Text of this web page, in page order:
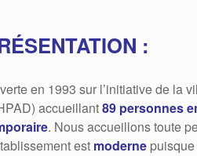
:
en 1993 sur l’initiative de la
accueillant89 personnes
. Nous accueillons toute
est moderne